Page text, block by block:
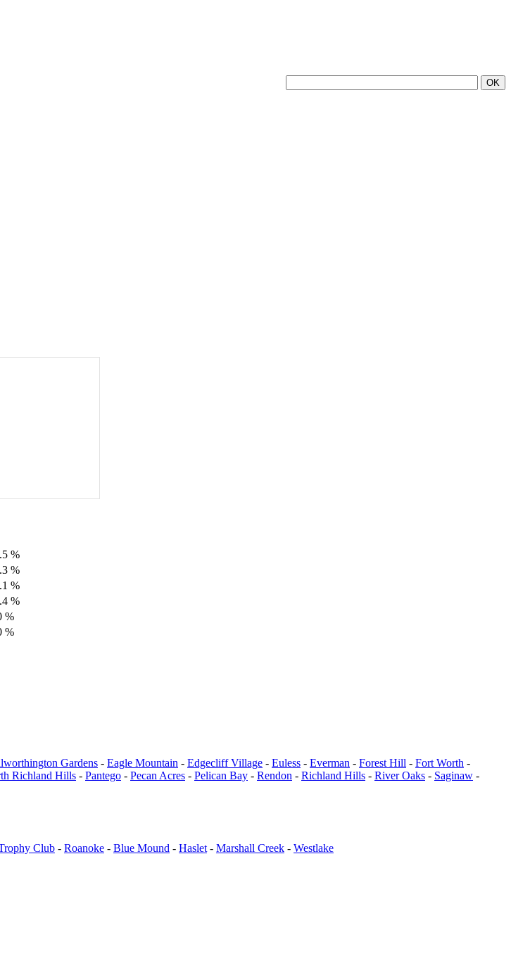
%
%
%
%
%
%
Gardens - Eagle Mountain - Edgecliff Village - Euless - Everman - Forest Hill - Fort Worth -
Richland Hills - Pantego - Pecan Acres - Pelican Bay - Rendon - Richland Hills - River Oaks - Saginaw -
Club - Roanoke - Blue Mound - Haslet - Marshall Creek - Westlake